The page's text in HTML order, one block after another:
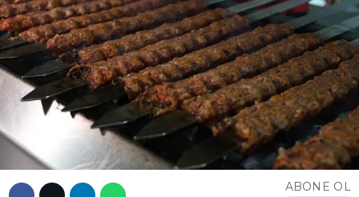
WhatsApp İhbar
Hattı
Facebook
DÜNYA
EĞITIM
DIĞER
ABONE OL